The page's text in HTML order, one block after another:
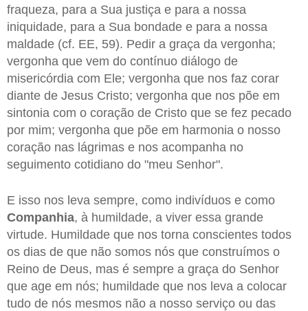
fraqueza, para a Sua justiça e para a nossa
iniquidade, para a Sua bondade e para a nossa
maldade (cf. EE, 59). Pedir a graça da vergonha;
vergonha que vem do contínuo diálogo de
misericórdia com Ele; vergonha que nos faz corar
diante de Jesus Cristo; vergonha que nos põe em
sintonia com o coração de Cristo que se fez pecado
por mim; vergonha que põe em harmonia o nosso
coração nas lágrimas e nos acompanha no
seguimento cotidiano do "meu Senhor".
E isso nos leva sempre, como indivíduos e como
Companhia, à humildade, a viver essa grande
virtude. Humildade que nos torna conscientes todos
os dias de que não somos nós que construímos o
Reino de Deus, mas é sempre a graça do Senhor
que age em nós; humildade que nos leva a colocar
tudo de nós mesmos não a nosso serviço ou das